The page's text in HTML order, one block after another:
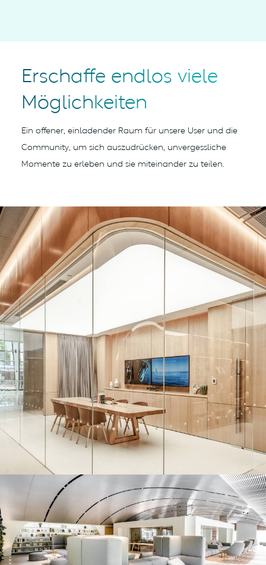
Erschaffe endlos viele
Möglichkeiten
Ein offener, einladender Raum für unsere User und die
Community, um sich auszudrücken, unvergessliche
Momente zu erleben und sie miteinander zu teilen.